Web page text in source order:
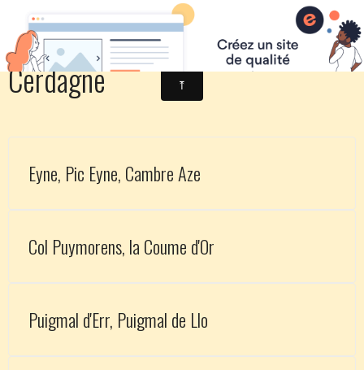
Cerdagne
Eyne, Pic Eyne, Cambre Aze
Col Puymorens, la Coume d'Or
Puigmal d'Err, Puigmal de Llo